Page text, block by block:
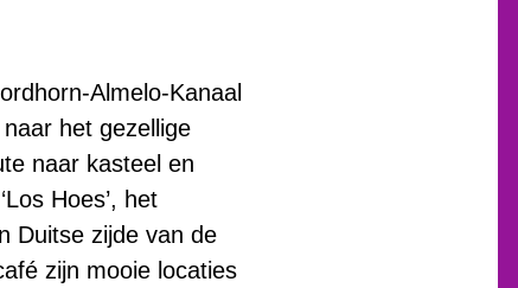
Almelo-Kanaal
het gezellige
naar kasteel en
Hoes’, het
Duitse zijde van de
zijn mooie locaties